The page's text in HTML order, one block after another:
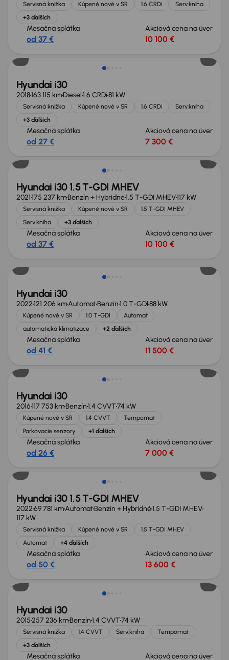
Servisná knižka Kúpené nové v SR 1.6 CRDi
Serv.kniha
+3 ďalších
Mesačná splátka
od 37 €
Akciová cena na úver
10 100 €
Hyundai i30
2018163 115 kmDiesel1.6 CRDi81 kW
Servisná knižka Kúpené nové v SR 1.6 CRDi
Serv.kniha
+3 ďalších
Mesačná splátka
od 27 €
Akciová cena na úver
7 300 €
Možnosť odpočtu DPH
Hyundai i30 1.5 T-GDI MHEV
2021175 237 kmBenzín + Hybridné1.5 T-GDI MHEV117 kW
Servisná knižka Kúpené nové v SR
1.5 T-GDI MHEV
Serv.kniha
+3 ďalších
Mesačná splátka
od 37 €
Akciová cena na úver
10 100 €
Hyundai i30
2022121 206 kmAutomatBenzín1.0 T-GDI88 kW
Kúpené nové v SR 1.0 T-GDI
Automat
automatická klimatizace
+2 ďalších
Mesačná splátka
od 41 €
Akciová cena na úver
11 500 €
Nové v ponuke
Hyundai i30
2016117 753 kmBenzín1.4 CVVT74 kW
Kúpené nové v SR 1.4 CVVT
Tempomat
Parkovacie senzory
+1 ďalších
Mesačná splátka
od 26 €
Akciová cena na úver
7 000 €
Zlacnené o 1 400 €
Hyundai i30 1.5 T-GDI MHEV
202269 781 kmAutomatBenzín + Hybridné1.5 T-GDI MHEV
117 kW
Servisná knižka Kúpené nové v SR
1.5 T-GDI MHEV
Automat
+4 ďalších
Mesačná splátka
od 50 €
Akciová cena na úver
13 600 €
Zlacnené o 500 €
Hyundai i30
2015257 236 kmBenzín1.4 CVVT74 kW
Servisná knižka 1.4 CVVT Serv.kniha
Tempomat
+3 ďalších
Mesačná splátka Akciová cena na úver